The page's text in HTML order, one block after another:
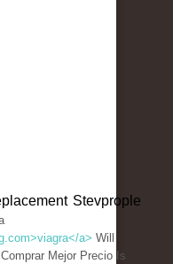
Stevprople
a> Will
Mejor Precio Is